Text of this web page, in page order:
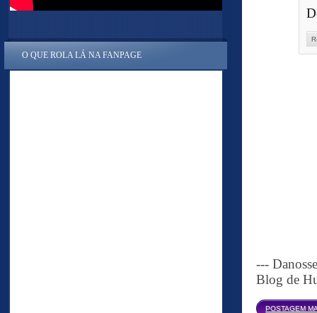
---
Blog de
POSTAGEM
O QUE ROLA LÁ NA FANPAGE